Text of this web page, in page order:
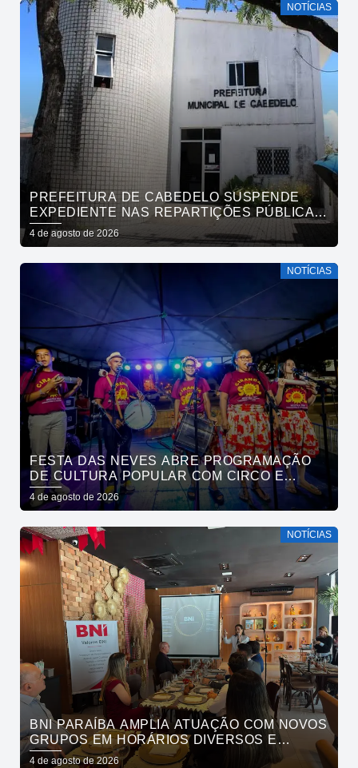
NOTÍCIAS
PREFEITURA DE CABEDELO SUSPENDE
EXPEDIENTE NAS REPARTIÇÕES PÚBLICAS
MUNICIPAIS NESTA QUARTA-FEIRA (5)
4 de agosto de 2026
NOTÍCIAS
FESTA DAS NEVES ABRE PROGRAMAÇÃO
DE CULTURA POPULAR COM CIRCO E
CIRANDA NO PARQUE SOLON DE LUCENA
4 de agosto de 2026
NOTÍCIAS
BNI PARAÍBA AMPLIA ATUAÇÃO COM NOVOS
GRUPOS EM HORÁRIOS DIVERSOS E
FORTALECE O ACESSO AO NETWORKING
4 de agosto de 2026